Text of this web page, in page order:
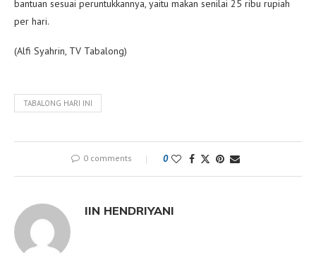
bantuan sesuai peruntukkannya, yaitu makan senilai 25 ribu rupiah
per hari.
(Alfi Syahrin, TV Tabalong)
TABALONG HARI INI
0 comments 0
IIN HENDRIYANI